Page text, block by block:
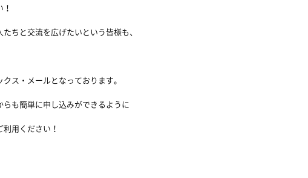
ちと交流を広げたいという皆様も、
ス・メールとなっております。
らも簡単に申し込みができるように
用ください！